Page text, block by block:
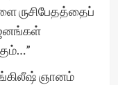
ருசிபேதத்தைப்
ஜனங்கள்
ஞானம்